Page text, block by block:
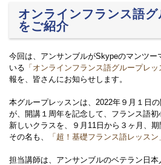
オンラインフランス語
をご紹介
今回は、アンサンブルがSkypeのマンツー
いる 「オンラインフランス語グループレッ
報を、皆さんにお知らせします。
本グループレッスンは、2022年９月１日
が、開講１周年を記念して、フランス語初
新しいクラスを、９月11日から３ヶ月、
その名も、
「超！基礎フランス語レッスン
担当講師は、アンサンブルのベテラン日